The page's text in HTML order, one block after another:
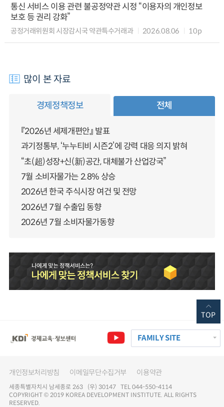
통신 서비스 이용 관련 불공정약관 시정 “이용자의 개인정보
보호 등 권리 강화”
공정거래위원회 시장감시국 약관특수거래과 2026.08.06 10p
많이 본 자료
경제정책정보 전체
『2026년 세제개편안』 발표
과기정통부, ‘누누티비 시즌2’에 강력 대응 의지 밝혀
“초(超)성장+신(新)공간, 대체불가 산업강국”
7월 소비자물가는 2.8% 상승
2026년 한국 주식시장 여건 및 전망
2026년 7월 수출입 동향
2026년 7월 소비자물가동향
FAMILY SITE
개인정보처리방침 이메일무단수집거부 이용약관
세종특별자치시 남세종로 263 (우) 30147 TEL 044-550-4114
COPYRIGHT © 2019 KOREA DEVELOPMENT INSTITUTE. ALL RIGHTS
RESERVED.
TOP